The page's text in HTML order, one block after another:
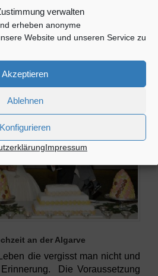
verwalten
erheben anonyme
Website und unseren Service zu
Akzeptieren
Ablehnen
Konfigurieren
Impressum
Botschaft Lissabon
Ihres Lebens
an der Algarve
die vergisst man nicht und
Die Voraussetzung